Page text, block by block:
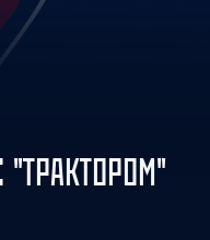
"ТРАКТОРОМ"